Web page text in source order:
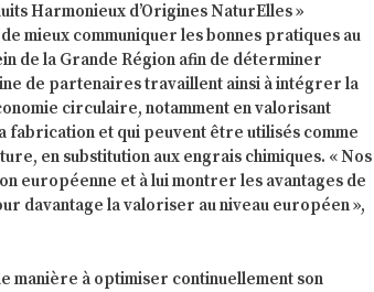
Harmonieux d’Origines NaturElles »
mieux communiquer les bonnes pratiques au
de la Grande Région afin de déterminer
de partenaires travaillent ainsi à intégrer la
circulaire, notamment en valorisant
fabrication et qui peuvent être utilisés comme
en substitution aux engrais chimiques. « Nos
européenne et à lui montrer les avantages de
davantage la valoriser au niveau européen »,
manière à optimiser continuellement son